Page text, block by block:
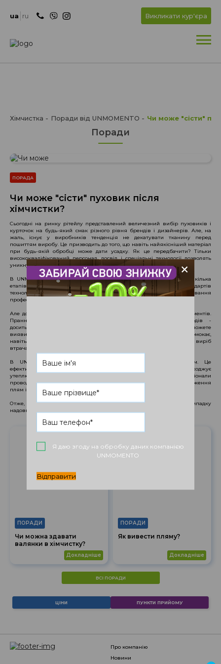
OKua ru Викликати кур'єра
Хімчистка Поради від UNMOMENTO Чи може "сісти"
Поради
ПОРАДА
Чи може "сісти" пуховик після
хімчистки?
Сьогодні на ринку рітейлу представлений величезний вибір пуховиків і
курточок на будь-який смак різного рівня брендів і дизайнерів. Але, на
жаль, існує у виробників тенденція не декатувати тканину перед
пошиттям виробу. Це призводить до того, що навіть найякісніший матеріал
при будь-якій обробці може дати усадку. Як це передбачити? Тільки
висококваліфікований персонал, досвід і спеціальні технології дозволять
уникнути ризику усадки.
В UNMOMENTO перед процесом чищення кожен виріб проходить кілька
етапів огляду та попередніх проб. Крім цього, чітке дотримання стандартів
технологічного процесу, необхідних температурних режимів і застосування
професійних препаратів зводять ймовірність усадки до нуля.
Але домашній догляд все ж можливий, якщо ви готові до експериментів.
Прання пуховика в домашніх умовах без залишків розводів -
досить проблематично, навіть якщо видимих плям немає. Також ви можете
виявити, що утеплювач збився в певних місцях, а куртка швидко промокає,
навіть коли йде невеликий сніг або мрячить легкий дощик. Тобто виріб
втрачає не тільки зовнішній вигляд, але і свою термостійкість.
В UNMOMENTO чистка пуховика здійснюється сухим методом. Це
ефективний спосіб якісного чищення виробу, який не пошкоджує
утеплювач і водо-, брудовідштовхувальне покриття. А також професіонали
проводять превентивну обробку забруднень: визначають походження
плям і підбирають найбільш оптимальні засоби для їх видалення.
Отже, хімчистка - це більш розумний вибір. Пуховик в цьому випадку
надовго збереже свій первісний вигляд і захисні властивості.
ПОРАДИ
Чи можна здавати
валянки в хімчистку?
докладніше
ПОРАДИ
Як вивести пляму?
докладніше
ВСІ ПОРАДИ
ЦІНИ ПУНКТИ ПРИЙОМУ
про компанію
новини
+
Я даю згоду на обробку даних компанією
UNMOMENTO
Відправити